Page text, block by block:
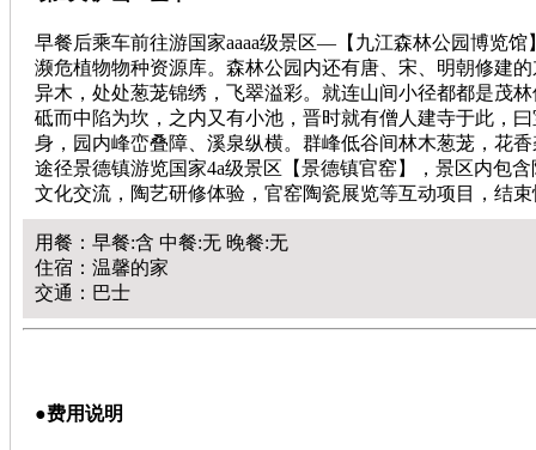
早餐后乘车前往游国家aaaa级景区—【九江森林公园博览
濒危植物物种资源库。森林公园内还有唐、宋、明朝修建
异木，处处葱茏锦绣，飞翠溢彩。就连山间小径都都是茂
砥而中陷为坎，之内又有小池，晋时就有僧人建寺于此，
身，园内峰峦叠障、溪泉纵横。群峰低谷间林木葱茏，花
途径景德镇游览国家4a级景区【景德镇官窑】，景区内包
文化交流，陶艺研修体验，官窑陶瓷展览等互动项目，结
用餐：早餐:含 中餐:无 晚餐:无
住宿：温馨的家
交通：巴士
●费用说明